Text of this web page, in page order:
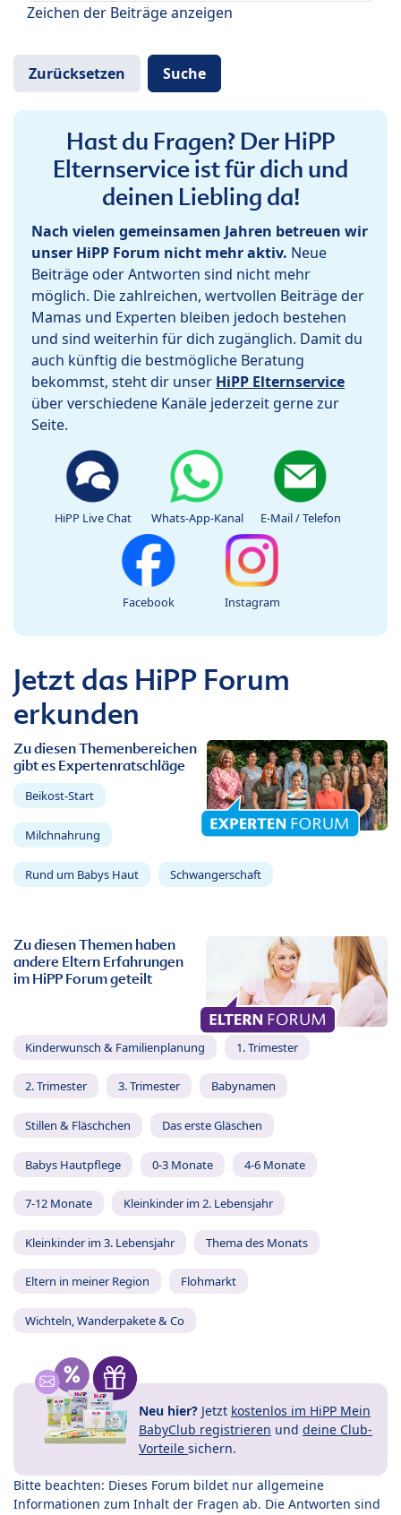
Zeichen der Beiträge anzeigen
Hast du Fragen? Der HiPP
Elternservice ist für dich und
deinen Liebling da!
Nach vielen gemeinsamen Jahren betreuen wir
unser HiPP Forum nicht mehr aktiv. Neue
Beiträge oder Antworten sind nicht mehr
möglich. Die zahlreichen, wertvollen Beiträge der
Mamas und Experten bleiben jedoch bestehen
und sind weiterhin für dich zugänglich. Damit du
auch künftig die bestmögliche Beratung
bekommst, steht dir unser HiPP Elternservice
über verschiedene Kanäle jederzeit gerne zur
Seite.
HiPP Live Chat Whats-App-Kanal E-Mail / Telefon
Facebook Instagram
Jetzt das HiPP Forum
erkunden
Zu diesen Themenbereichen
gibt es Expertenratschläge
Beikost-Start
Milchnahrung
Rund um Babys Haut Schwangerschaft
Zu diesen Themen haben
andere Eltern Erfahrungen
im HiPP Forum geteilt
Kinderwunsch & Familienplanung 1. Trimester
2. Trimester 3. Trimester Babynamen
Stillen & Fläschchen Das erste Gläschen
Babys Hautpflege 0-3 Monate 4-6 Monate
7-12 Monate Kleinkinder im 2. Lebensjahr
Kleinkinder im 3. Lebensjahr Thema des Monats
Eltern in meiner Region Flohmarkt
Wichteln, Wanderpakete & Co
Neu hier? Jetzt kostenlos im HiPP Mein
BabyClub registrieren und deine Club-
Vorteile sichern.
Bitte beachten: Dieses Forum bildet nur allgemeine
Informationen zum Inhalt der Fragen ab. Die Antworten sind